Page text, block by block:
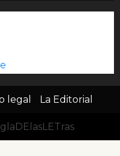
legal La Editorial